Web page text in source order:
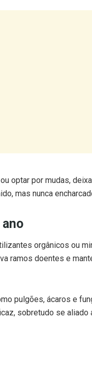
orgânicos ou
pulgões, ácaros e